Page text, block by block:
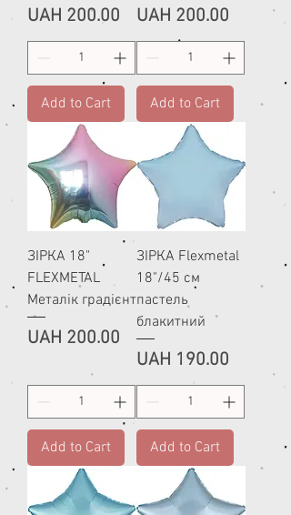
Price
UAH 200.00
Add to Cart
Price
UAH 200.00
Add to Cart
ЗІРКА 18"
FLEXMETAL
Металік градієнт
Price
UAH 200.00
Add to Cart
ЗІРКА Flexmetal
18"/45 см
пастель
блакитний
Price
UAH 190.00
Add to Cart